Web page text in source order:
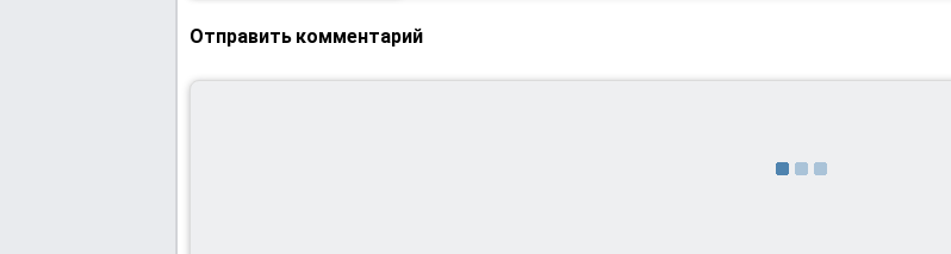
Отправить комментарий